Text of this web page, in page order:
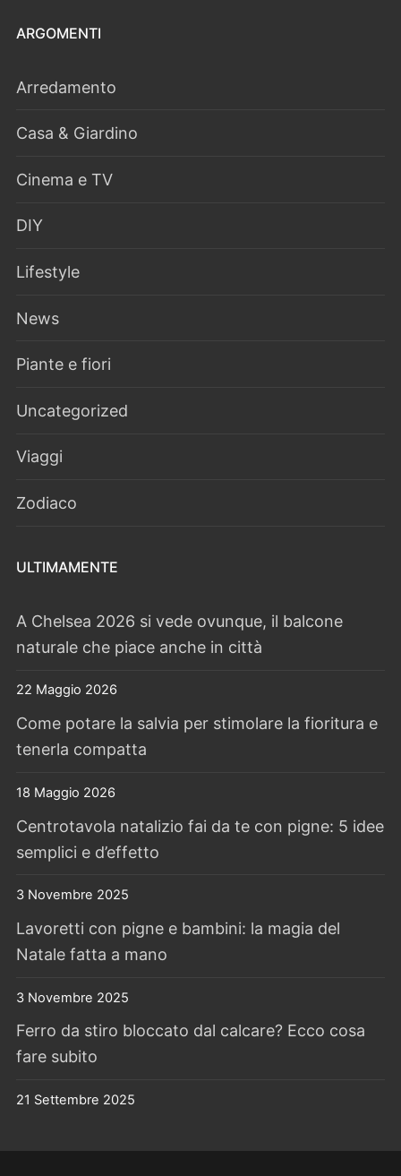
ARGOMENTI
Arredamento
Casa & Giardino
Cinema e TV
DIY
Lifestyle
News
Piante e fiori
Uncategorized
Viaggi
Zodiaco
ULTIMAMENTE
A Chelsea 2026 si vede ovunque, il balcone
naturale che piace anche in città
22 Maggio 2026
Come potare la salvia per stimolare la fioritura e
tenerla compatta
18 Maggio 2026
Centrotavola natalizio fai da te con pigne: 5 idee
semplici e d’effetto
3 Novembre 2025
Lavoretti con pigne e bambini: la magia del
Natale fatta a mano
3 Novembre 2025
Ferro da stiro bloccato dal calcare? Ecco cosa
fare subito
21 Settembre 2025